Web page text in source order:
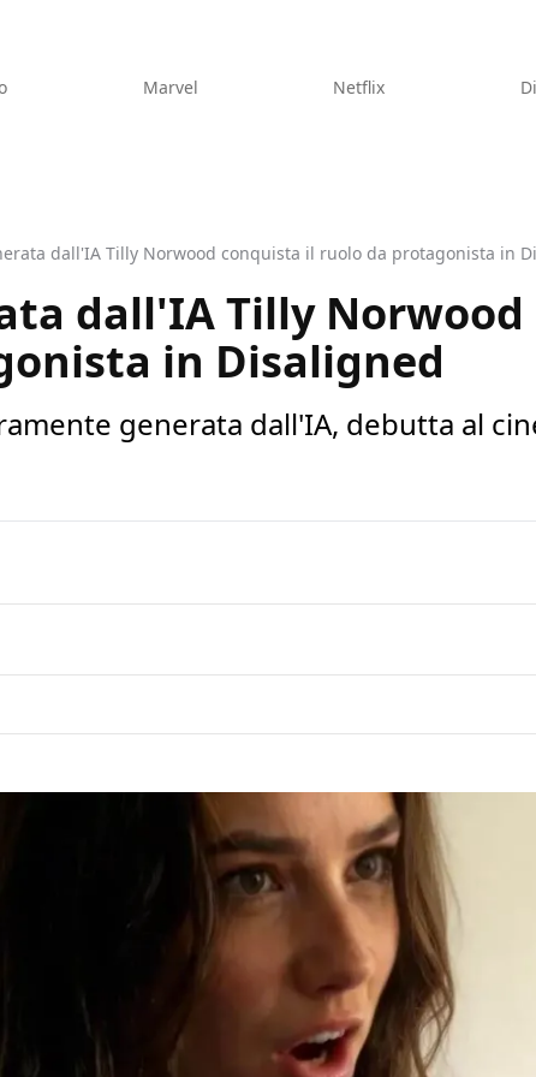
Marvel Netflix
dall'IA Tilly Norwood conquista il ruolo da protagonista in
dall'IA Tilly
in Disaligned
generata dall'IA, debutta al